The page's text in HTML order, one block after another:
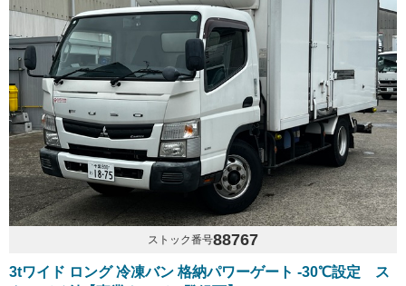
ストック番号88767
3tワイド ロング 冷凍バン 格納パワーゲート -30℃設定 ス